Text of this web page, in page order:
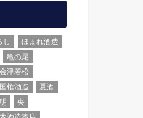
し
ほまれ酒造
亀の尾
会津若松
国権酒造
夏酒
央